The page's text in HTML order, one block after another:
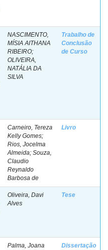
NASCIMENTO,
MÍSIA AITHANA
RIBEIRO;
OLIVEIRA,
NATÁLIA DA
SILVA
Trabalho de
Conclusão
de Curso
Carneiro, Tereza
Kelly Gomes;
Rios, Jocelma
Almeida; Souza,
Claudio
Reynaldo
Barbosa de
Livro
Oliveira, Davi
Alves
Tese
Palma, Joana
Dissertação